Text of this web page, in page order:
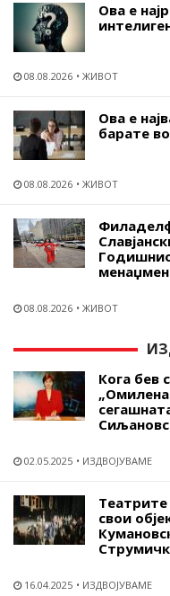
Ова е
08.08.2026 ЖИВОТ
Ова е
барате
08.08.2026 ЖИВОТ
08.08.2026 ЖИВОТ
Кога бев
02.05.2025 ИЗДВОЈУВАМЕ
свои
16.04.2025 ИЗДВОЈУВАМЕ